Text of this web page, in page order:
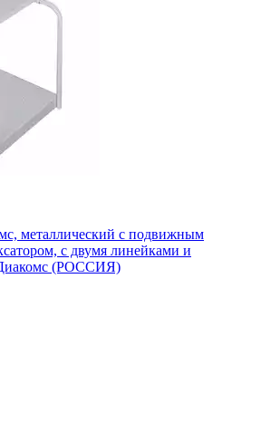
металлический с подвижным
с двумя линейками и
(РОССИЯ)